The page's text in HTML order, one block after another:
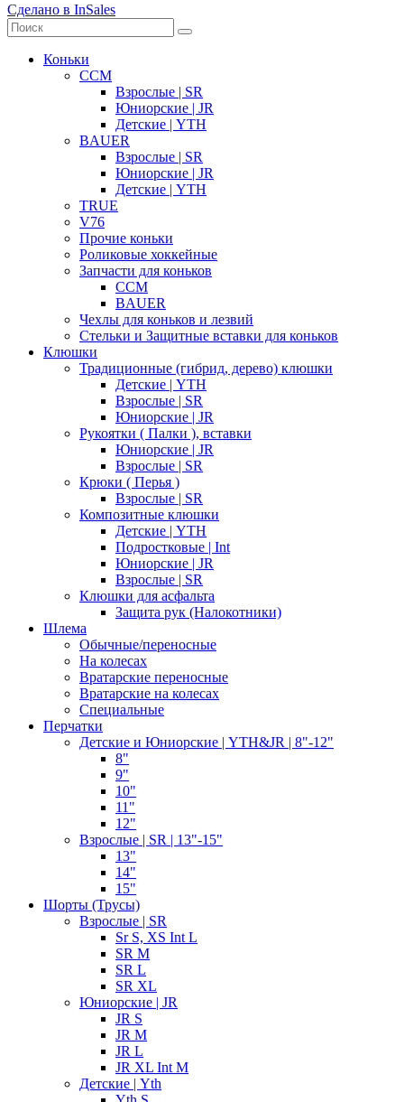
Сделано в InSales
Коньки
CCM
Взрослые | SR
Юниорские | JR
Детские | YTH
BAUER
Взрослые | SR
Юниорские | JR
Детские | YTH
TRUE
V76
Прочие коньки
Роликовые хоккейные
Запчасти для коньков
CCM
BAUER
Чехлы для коньков и лезвий
Стельки и Защитные вставки для коньков
Клюшки
Традиционные (гибрид, дерево) клюшки
Детские | YTH
Взрослые | SR
Юниорские | JR
Рукоятки ( Палки ), вставки
Юниорские | JR
Взрослые | SR
Крюки ( Перья )
Взрослые | SR
Композитные клюшки
Детские | YTH
Подростковые | Int
Юниорские | JR
Взрослые | SR
Клюшки для асфальта
Защита рук (Налокотники)
Шлема
Обычные/переносные
На колесах
Вратарские переносные
Вратарские на колесах
Специальные
Перчатки
Детские и Юниорские | YTH&JR | 8"-12"
8"
9"
10"
11"
12"
Взрослые | SR | 13"-15"
13"
14"
15"
Шорты (Трусы)
Взрослые | SR
Sr S, XS Int L
SR M
SR L
SR XL
Юниорские | JR
JR S
JR M
JR L
JR XL Int M
Детские | Yth